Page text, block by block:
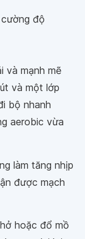
độ
và mạnh mẽ
và một lớp
bộ nhanh
aerobic vừa
làm tăng nhịp
được mạch
hoặc đổ mồ